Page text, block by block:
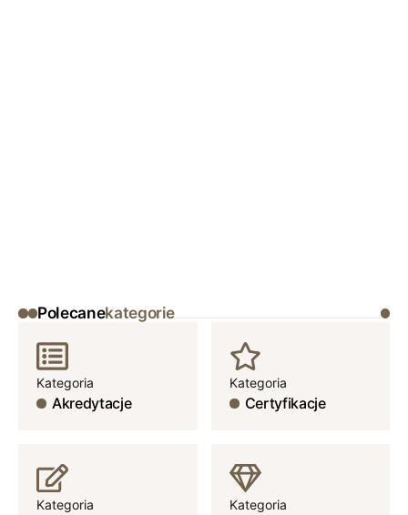
Polecanekategorie
Kategoria
Akredytacje
Kategoria
Certyfikacje
Kategoria Kategoria